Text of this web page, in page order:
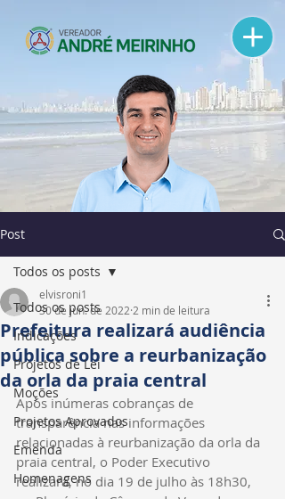
Post
Todos os posts
Indicações
Projetos de Lei
Moções
Projetos Aprovados
Emenda
Homenagens
Todos os posts
Prefeitura realizará audiência
pública sobre a reurbanização
da orla da praia central
elvisroni1
30 de jun. de 2022 2 min de leitura
Após inúmeras cobranças de
transparência nas informações
relacionadas à reurbanização da orla da
praia central, o Poder Executivo
realizará, no dia 19 de julho às 18h30,